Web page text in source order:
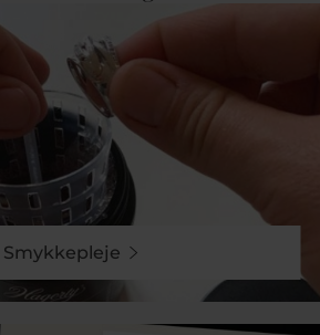
over 499kr.
af smykker til damer
smykker at vælge imellem at det
finde det rette. Vi har gjort det
vores smykke kategori i
armbånd, halskæder, øreringe
er her på siden at du kan starte
rette smykke. Alle de smykker
er fra store brands og mærker som
kvalitet. Det er smykker vi kan stå
sin form og belægning i flere
smykkerne med tiden mister sin
den rette smykkepleje gøre
Smykkepleje